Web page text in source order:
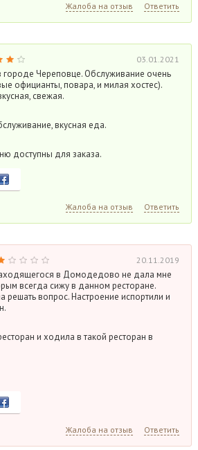
Жалоба на отзыв Ответить
03.01.2021
Череповце. Обслуживание очень
официанты, повара, и милая хостес).
свежая.
вкусная еда.
доступны для заказа.
Жалоба на отзыв Ответить
20.11.2019
в Домодедово не дала мне
всегда сижу в данном ресторане.
решать вопрос. Настроение испортили и
и ходила в такой ресторан в
Жалоба на отзыв Ответить